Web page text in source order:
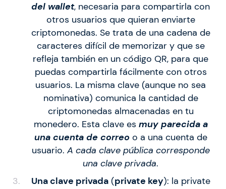
del wallet, necesaria para compartirla con
otros usuarios que quieran enviarte
criptomonedas. Se trata de una cadena de
caracteres difícil de memorizar y que se
refleja también en un código QR, para que
puedas compartirla fácilmente con otros
usuarios. La misma clave (aunque no sea
nominativa) comunica la cantidad de
criptomonedas almacenadas en tu
monedero. Esta clave es muy parecida a
una cuenta de correo o a una cuenta de
usuario. A cada clave pública corresponde
una clave privada.
Una clave privada(private key): la private